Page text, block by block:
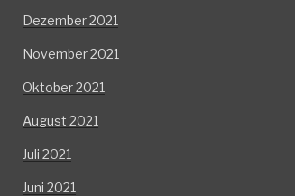
Dezember 2021
November 2021
Oktober 2021
August 2021
Juli 2021
Juni 2021